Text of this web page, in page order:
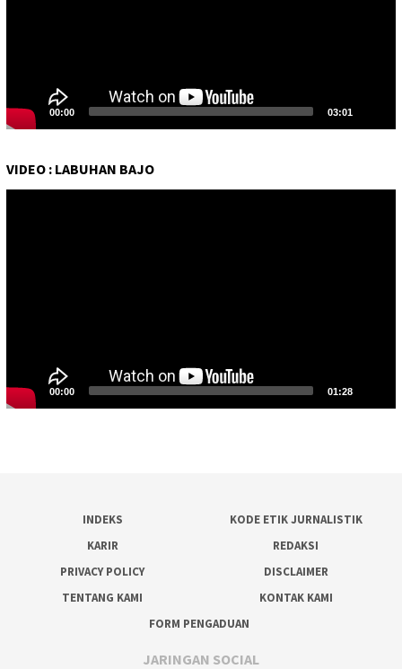
00:00 03:01
VIDEO : LABUHAN BAJO
00:00 01:28
INDEKS
KODE ETIK JURNALISTIK
KARIR
REDAKSI
PRIVACY POLICY
DISCLAIMER
TENTANG KAMI
KONTAK KAMI
FORM PENGADUAN
JARINGAN SOCIAL